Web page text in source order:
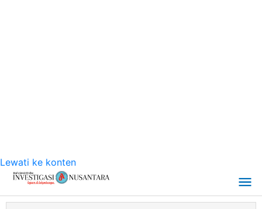
Lewati ke konten